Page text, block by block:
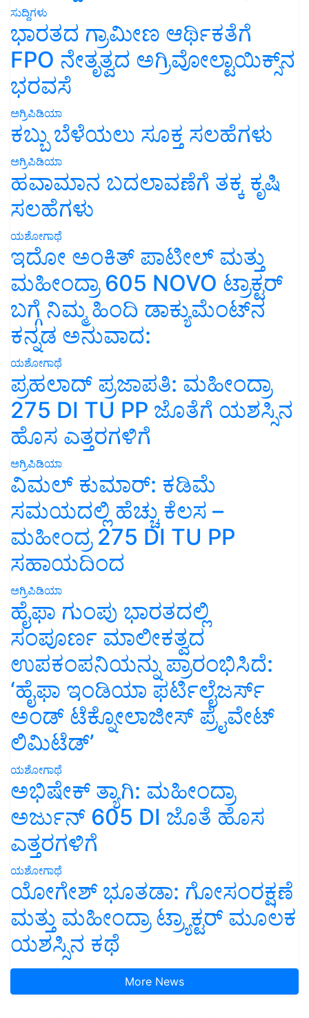
ಸುದ್ದಿಗಳು
ಭಾರತದ ಗ್ರಾಮೀಣ ಆರ್ಥಿಕತೆಗೆ
FPO ನೇತೃತ್ವದ ಅಗ್ರಿವೋಲ್ಟಾಯಿಕ್ಸ್‌ನ
ಭರವಸೆ
ಅಗ್ರಿಪಿಡಿಯಾ
ಕಬ್ಬು ಬೆಳೆಯಲು ಸೂಕ್ತ ಸಲಹೆಗಳು
ಅಗ್ರಿಪಿಡಿಯಾ
ಹವಾಮಾನ ಬದಲಾವಣೆಗೆ ತಕ್ಕ ಕೃಷಿ
ಸಲಹೆಗಳು
ಯಶೋಗಾಥೆ
ಇದೋ ಅಂಕಿತ್ ಪಾಟೀಲ್ ಮತ್ತು
ಮಹೀಂದ್ರಾ 605 NOVO ಟ್ರಾಕ್ಟರ್
ಬಗ್ಗೆ ನಿಮ್ಮ ಹಿಂದಿ ಡಾಕ್ಯುಮೆಂಟ್‌ನ
ಕನ್ನಡ ಅನುವಾದ:
ಯಶೋಗಾಥೆ
ಪ್ರಹಲಾದ್ ಪ್ರಜಾಪತಿ: ಮಹೀಂದ್ರಾ
275 DI TU PP ಜೊತೆಗೆ ಯಶಸ್ಸಿನ
ಹೊಸ ಎತ್ತರಗಳಿಗೆ
ಅಗ್ರಿಪಿಡಿಯಾ
ವಿಮಲ್ ಕುಮಾರ್: ಕಡಿಮೆ
ಸಮಯದಲ್ಲಿ ಹೆಚ್ಚು ಕೆಲಸ –
ಮಹೀಂದ್ರ 275 DI TU PP
ಸಹಾಯದಿಂದ
ಅಗ್ರಿಪಿಡಿಯಾ
ಹೈಫಾ ಗುಂಪು ಭಾರತದಲ್ಲಿ
ಸಂಪೂರ್ಣ ಮಾಲೀಕತ್ವದ
ಉಪಕಂಪನಿಯನ್ನು ಪ್ರಾರಂಭಿಸಿದೆ:
‘ಹೈಫಾ ಇಂಡಿಯಾ ಫರ್ಟಿಲೈಜರ್ಸ್
ಅಂಡ್ ಟೆಕ್ನೋಲಾಜೀಸ್ ಪ್ರೈವೇಟ್
ಲಿಮಿಟೆಡ್’
ಯಶೋಗಾಥೆ
ಅಭಿಷೇಕ್ ತ್ಯಾಗಿ: ಮಹೀಂದ್ರಾ
ಅರ್ಜುನ್ 605 DI ಜೊತೆ ಹೊಸ
ಎತ್ತರಗಳಿಗೆ
ಯಶೋಗಾಥೆ
ಯೋಗೇಶ್ ಭೂತಡಾ: ಗೋಸಂರಕ್ಷಣೆ
ಮತ್ತು ಮಹೀಂದ್ರಾ ಟ್ರ್ಯಾಕ್ಟರ್ ಮೂಲಕ
ಯಶಸ್ಸಿನ ಕಥೆ
More News